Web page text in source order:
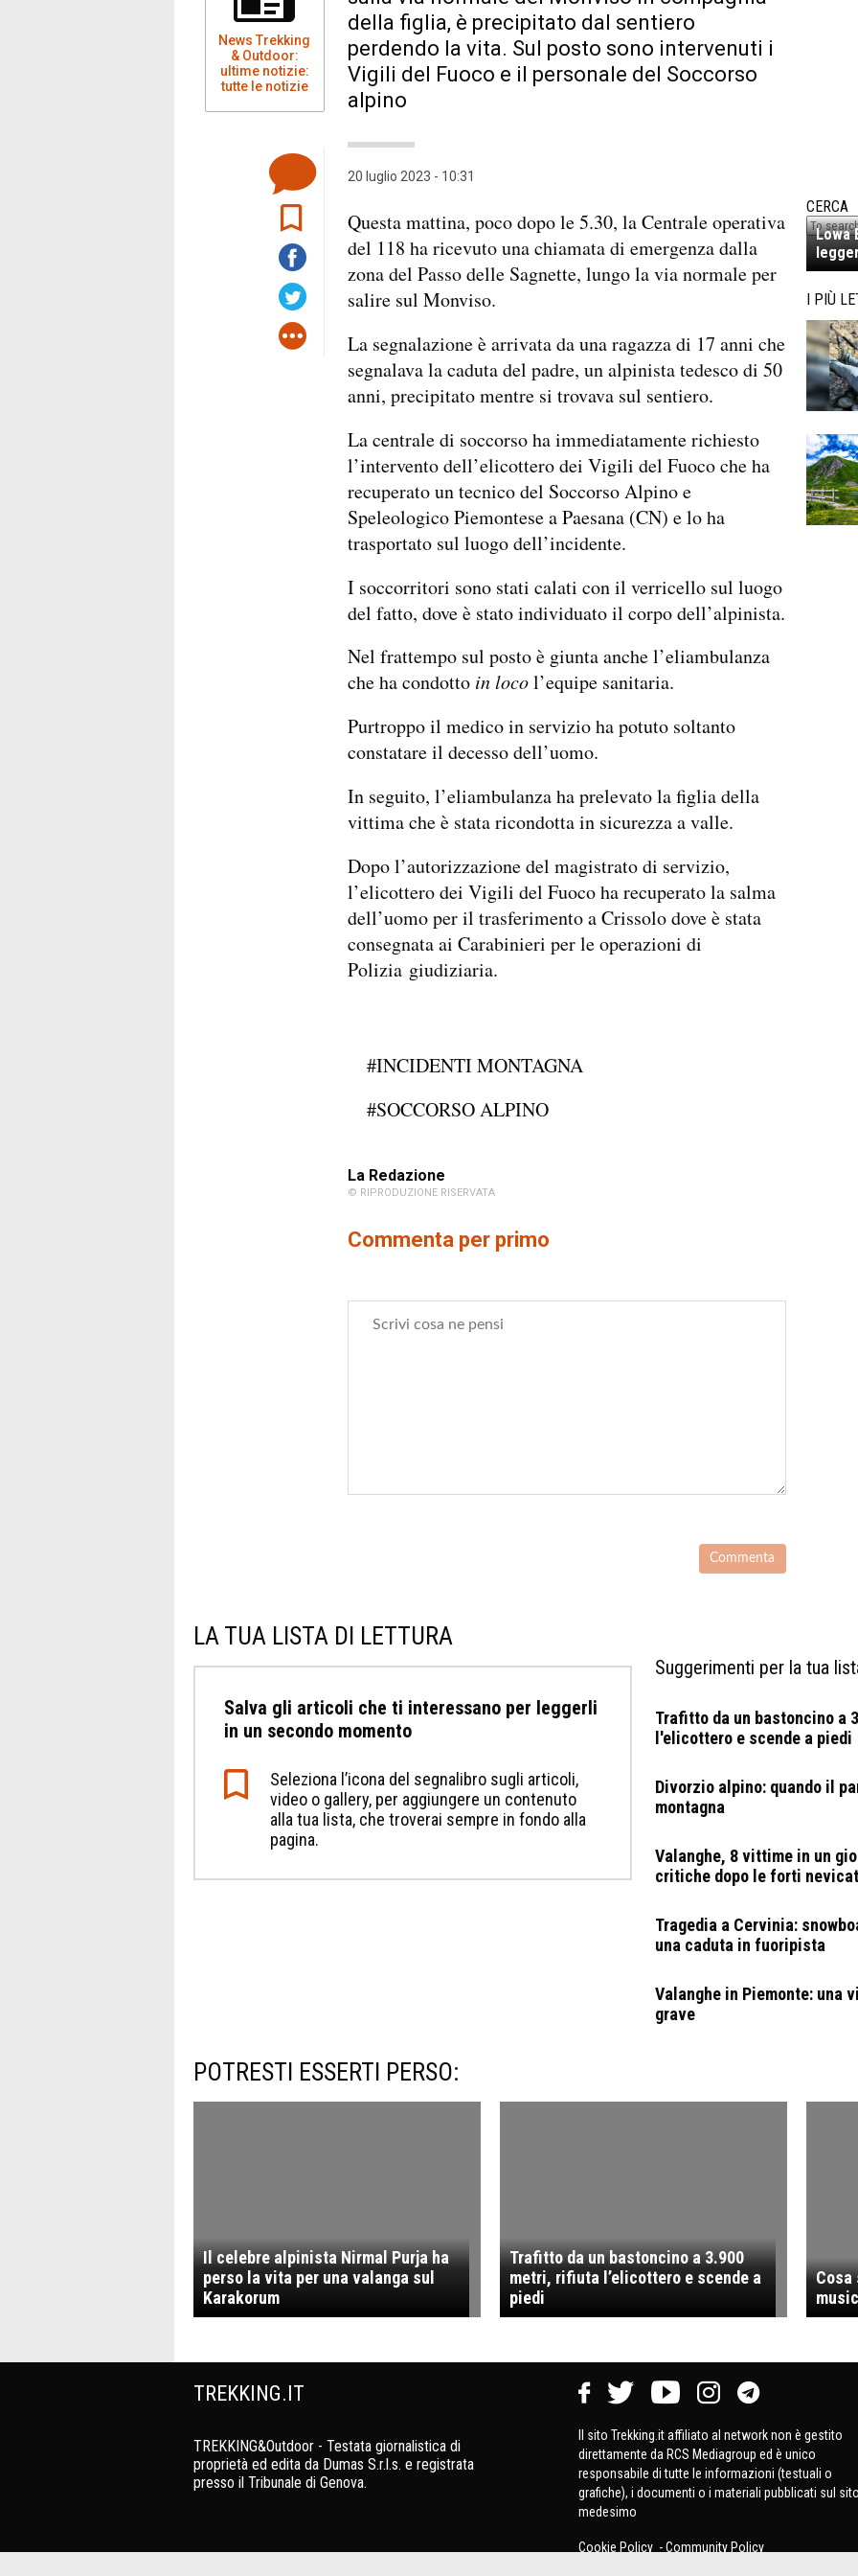
News Trekking
& Outdoor:
ultime notizie:
tutte le notizie
della figlia, è precipitato dal sentiero
perdendo la vita. Sul posto sono intervenuti i
Vigili del Fuoco e il personale del Soccorso
alpino
20 luglio 2023 - 10:31
Questa mattina, poco dopo le 5.30, la Centrale operativa
del 118 ha ricevuto una chiamata di emergenza dalla
zona del Passo delle Sagnette, lungo la via normale per
salire sul Monviso.
La segnalazione è arrivata da una ragazza di 17 anni che
segnalava la caduta del padre, un alpinista tedesco di 50
anni, precipitato mentre si trovava sul sentiero.
La centrale di soccorso ha immediatamente richiesto
l’intervento dell’elicottero dei Vigili del Fuoco che ha
recuperato un tecnico del Soccorso Alpino e
Speleologico Piemontese a Paesana (CN) e lo ha
trasportato sul luogo dell’incidente.
I soccorritori sono stati calati con il verricello sul luogo
del fatto, dove è stato individuato il corpo dell’alpinista.
Nel frattempo sul posto è giunta anche l’eliambulanza
che ha condotto in locol’equipe sanitaria.
Purtroppo il medico in servizio ha potuto soltanto
constatare il decesso dell’uomo.
In seguito, l’eliambulanza ha prelevato la figlia della
vittima che è stata ricondotta in sicurezza a valle.
Dopo l’autorizzazione del magistrato di servizio,
l’elicottero dei Vigili del Fuoco ha recuperato la salma
dell’uomo per il trasferimento a Crissolo dove è stata
consegnata ai Carabinieri per le operazioni di
Polizia giudiziaria.
#INCIDENTI MONTAGNA
#SOCCORSO ALPINO
La Redazione
© RIPRODUZIONE RISERVATA
Commenta per primo
CERCA
Lowa
I PIÙ
LA TUA LISTA DI LETTURA
Salva gli articoli che ti interessano per leggerli
in un secondo momento
Seleziona l’icona del segnalibro sugli articoli,
video o gallery, per aggiungere un contenuto
alla tua lista, che troverai sempre in fondo alla
pagina.
Suggerimenti per la tua
Trafitto da un bastoncino a
l'elicottero e scende a piedi
Divorzio alpino: quando il
montagna
Valanghe, 8 vittime in un
critiche dopo le forti
Tragedia a Cervinia:
una caduta in fuoripista
Valanghe in Piemonte: una
grave
POTRESTI ESSERTI PERSO:
Il celebre alpinista Nirmal Purja ha
perso la vita per una valanga sul
Karakorum
Trafitto da un bastoncino a 3.900
metri, rifiuta l’elicottero e scende a
piedi
Cosa
TREKKING.IT
TREKKING&Outdoor - Testata giornalistica di
proprietà ed edita da Dumas S.r.l.s. e registrata
presso il Tribunale di Genova.
Il sito Trekking.it affiliato al network non è gestito
direttamente da RCS Mediagroup ed è unico
responsabile di tutte le informazioni (testuali o
grafiche), i documenti o i materiali pubblicati sul
medesimo
Cookie Policy -Community Policy